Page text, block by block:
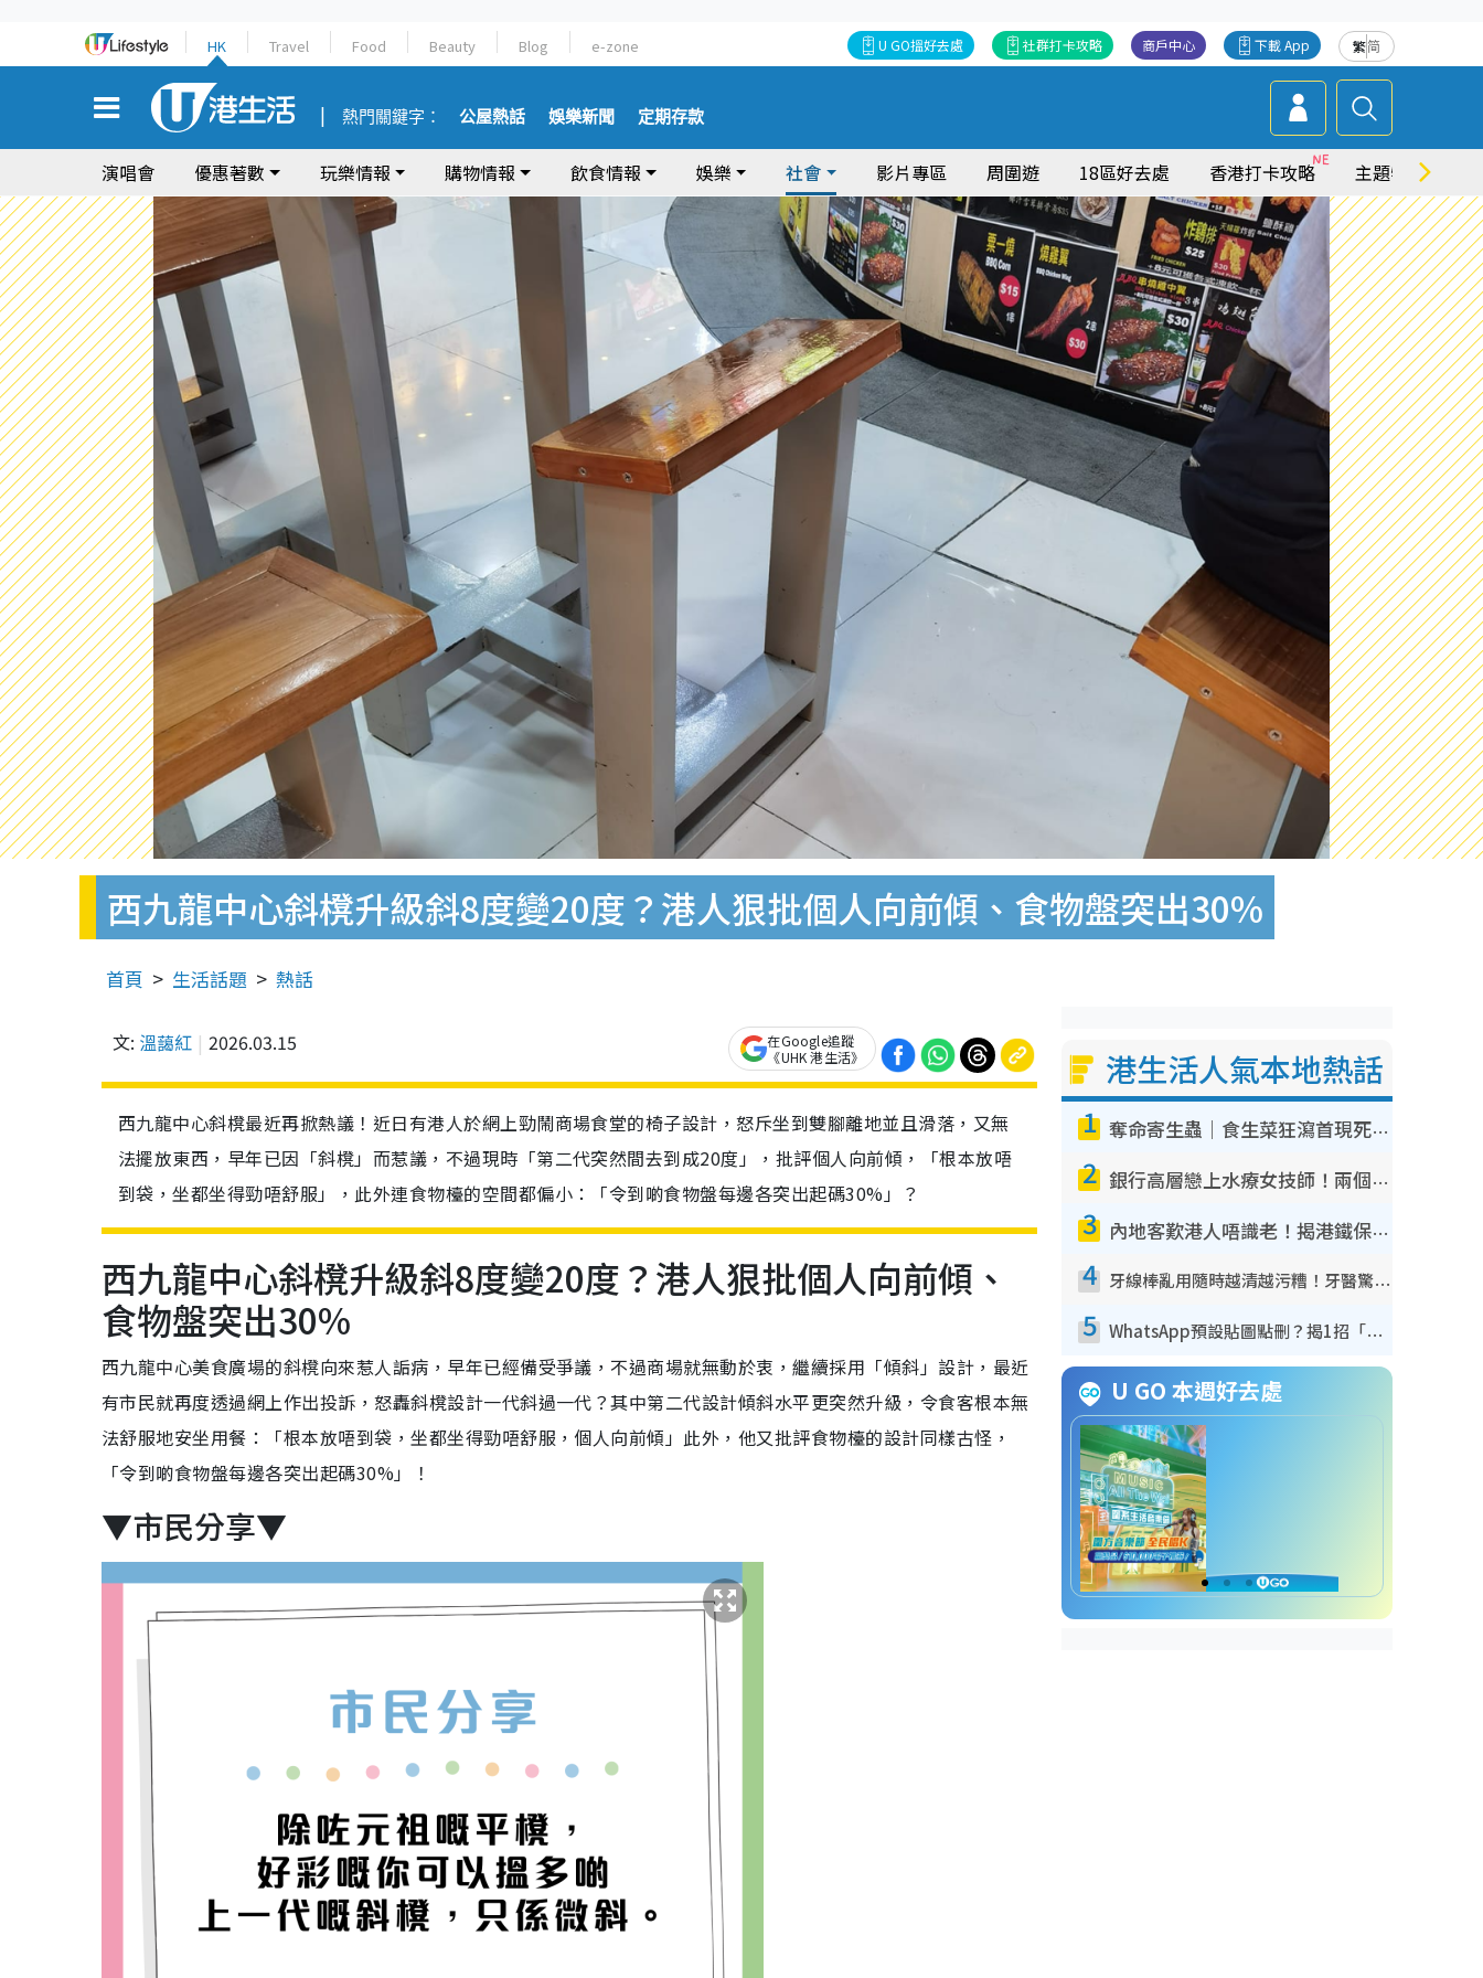
HK Travel Food Beauty Blog e-zone 繁简
下載 App
商戶中心
社群打卡攻略
U GO搵好去處
熱門關鍵字： 公屋熱話 娛樂新聞 定期存款
演唱會 優惠著數 玩樂情報 購物情報 飲食情報 娛樂 社會 影片專區 周圍遊 18區好去處 香港打卡攻略 主題特集
西九龍中心斜櫈升級斜8度變20度？港人狠批個人向前傾、食物盤突出30%
首頁 生活話題 熱話
文: 溫藹紅 2026.03.15
在Google追蹤
《UHK 港生活》
西九龍中心斜櫈最近再掀熱議！近日有港人於網上勁鬧商場食堂的椅子設計，怒斥坐到雙腳離地並且滑落，又無
法擺放東西，早年已因「斜櫈」而惹議，不過現時「第二代突然間去到成20度」，批評個人向前傾，「根本放唔
到袋，坐都坐得勁唔舒服」，此外連食物檯的空間都偏小：「令到啲食物盤每邊各突出起碼30%」？
西九龍中心斜櫈升級斜8度變20度？港人狠批個人向前傾、
食物盤突出30%
西九龍中心美食廣場的斜櫈向來惹人詬病，早年已經備受爭議，不過商場就無動於衷，繼續採用「傾斜」設計，最近
有市民就再度透過網上作出投訴，怒轟斜櫈設計一代斜過一代？其中第二代設計傾斜水平更突然升級，令食客根本無
法舒服地安坐用餐：「根本放唔到袋，坐都坐得勁唔舒服，個人向前傾」此外，他又批評食物檯的設計同樣古怪，
「令到啲食物盤每邊各突出起碼30%」！
▼市民分享▼
港生活人氣本地熱話
1 奪命寄生蟲｜食生菜狂瀉首現死者！疫潮惡化錄1.8萬宗病例 揭洗菜3大謬誤
2 銀行高層戀上水療女技師！兩個月借128萬驚覺「沉船」沉落火海 揭背後疑似邪教操控賣淫
3 內地客歎港人唔識老！揭港鐵保鮮級冷氣 港人求放過：咪投訴
4 牙線棒亂用隨時越清越污糟！牙醫驚揭盲目過戶細菌恐致蛀牙：呢種先係日常真保養
5 WhatsApp預設貼圖點刪？揭1招「反向操作」還原簡潔介面 附3步實測教學
U GO 本週好去處